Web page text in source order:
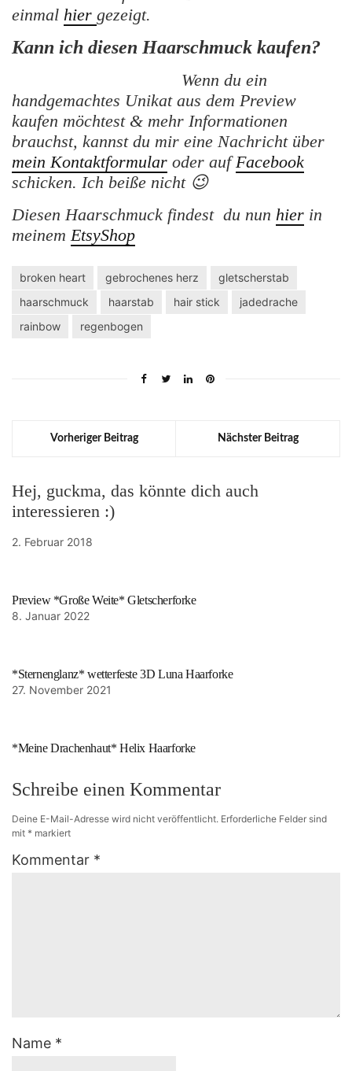
einmal hier gezeigt.
Kann ich diesen Haarschmuck kaufen?
Wenn du ein
handgemachtes Unikat aus dem Preview
kaufen möchtest & mehr Informationen
brauchst, kannst du mir eine Nachricht über
mein Kontaktformular oder aufFacebook
schicken. Ich beiße nicht 😉
Diesen Haarschmuck findest du nun hier in
meinemEtsyShop
broken heart gebrochenes herz
gletscherstab
haarschmuck
haarstab hair stick
jadedrache
rainbow
regenbogen
Vorheriger Beitrag Nächster Beitrag
Hej, guckma, das könnte dich auch
interessieren :)
2. Februar 2018
Preview *Große Weite* Gletscherforke
8. Januar 2022
*Sternenglanz* wetterfeste 3D Luna Haarforke
27. November 2021
*Meine Drachenhaut* Helix Haarforke
Schreibe einen Kommentar
Deine E-Mail-Adresse wird nicht veröffentlicht. Erforderliche Felder sind
mit * markiert
Kommentar *
Name *